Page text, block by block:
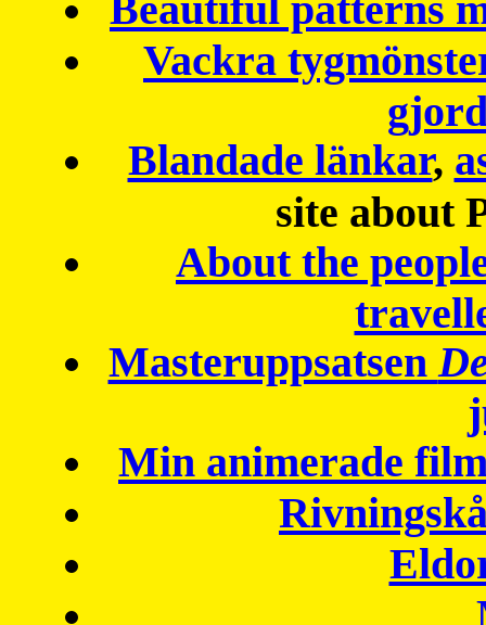
Vackra
Blandade länkar,
site about
About the
Masteruppsatsen
Min animerade